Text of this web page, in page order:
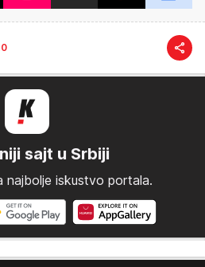
sajt u Srbiji
najbolje iskustvo portala.